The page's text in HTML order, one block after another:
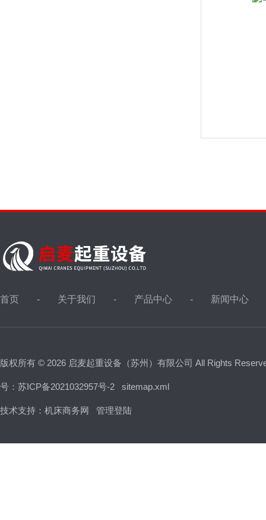
首页 关于我们 产品中心 新闻中心
版权所有 © 2026 启麦起重设备（苏州）有限公司 All Rights
号：苏ICP备2021032957号-2 sitemap.xml
技术支持： 机床商务网 管理登陆